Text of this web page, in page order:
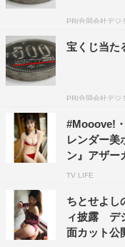
PR(合同会社デジ
宝くじ当た
PR(合同会社デジ
#Mooove!
レンダー美
ン』アザー
TV LIFE
ちとせよし
ィ披露 デ
面カット公